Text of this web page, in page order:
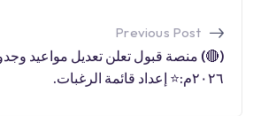
Previous Post
(🔴) منصة قبول تعلن تعديل مواعيد
٢٠٢٦م:⭐️ إعداد قائمة الرغبات.